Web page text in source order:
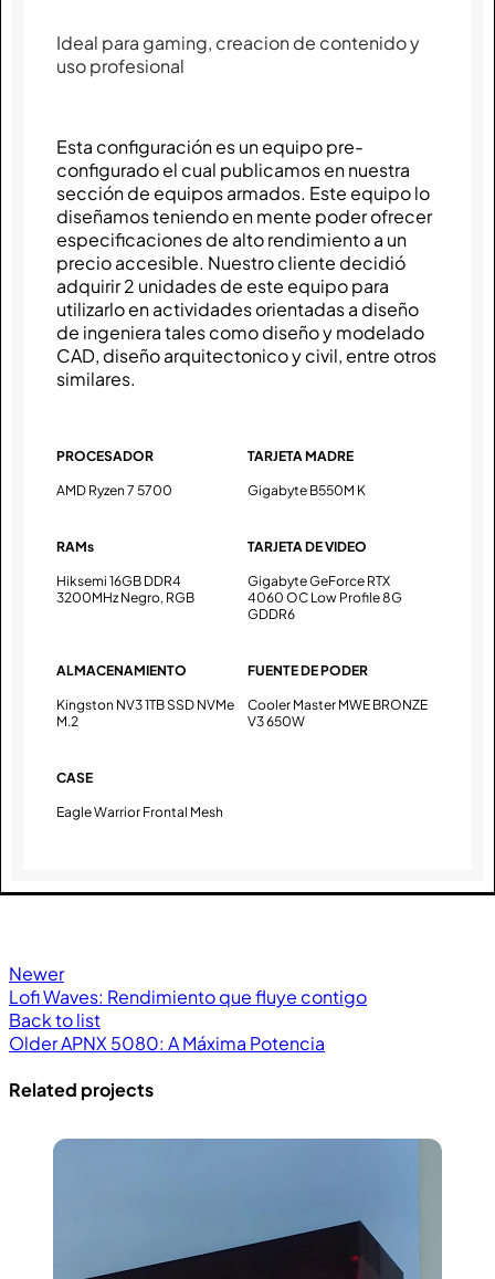
Ideal para gaming, creacion de contenido y
uso profesional
Esta configuración es un equipo pre-
configurado el cual publicamos en nuestra
sección de equipos armados. Este equipo lo
diseñamos teniendo en mente poder ofrecer
especificaciones de alto rendimiento a un
precio accesible. Nuestro cliente decidió
adquirir 2 unidades de este equipo para
utilizarlo en actividades orientadas a diseño
de ingeniera tales como diseño y modelado
CAD, diseño arquitectonico y civil, entre otros
similares.
PROCESADOR
AMD Ryzen 7 5700
TARJETA MADRE
Gigabyte B550M K
RAMs
Hiksemi 16GB DDR4
3200MHz Negro, RGB
TARJETA DE VIDEO
Gigabyte GeForce RTX
4060 OC Low Profile 8G
GDDR6
ALMACENAMIENTO
Kingston NV3 1TB SSD NVMe
M.2
FUENTE DE PODER
Cooler Master MWE BRONZE
V3 650W
CASE
Eagle Warrior Frontal Mesh
Newer
Lofi Waves: Rendimiento que fluye contigo
Back to list
OlderAPNX 5080: A Máxima Potencia
Related projects
View Large